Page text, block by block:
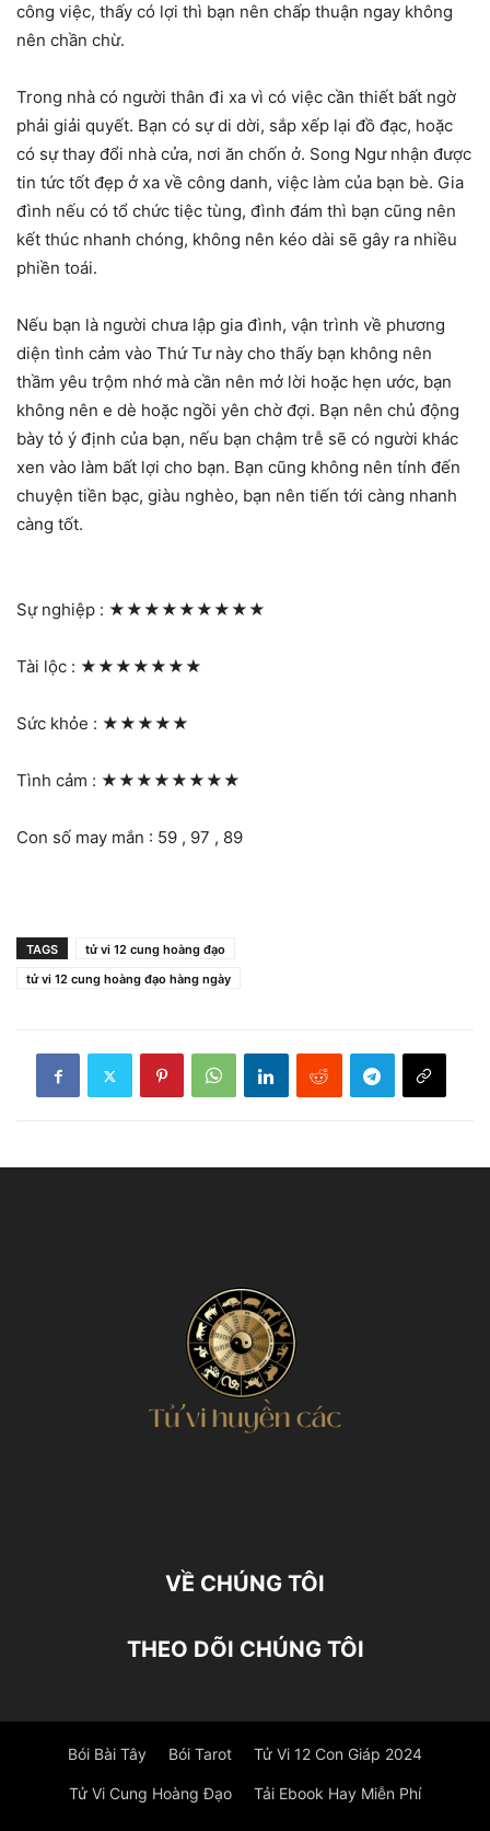
công việc, thấy có lợi thì bạn nên chấp thuận ngay không
nên chần chừ.
Trong nhà có người thân đi xa vì có việc cần thiết bất ngờ
phải giải quyết. Bạn có sự di dời, sắp xếp lại đồ đạc, hoặc
có sự thay đổi nhà cửa, nơi ăn chốn ở. Song Ngư nhận được
tin tức tốt đẹp ở xa về công danh, việc làm của bạn bè. Gia
đình nếu có tổ chức tiệc tùng, đình đám thì bạn cũng nên
kết thúc nhanh chóng, không nên kéo dài sẽ gây ra nhiều
phiền toái.
Nếu bạn là người chưa lập gia đình, vận trình về phương
diện tình cảm vào Thứ Tư này cho thấy bạn không nên
thầm yêu trộm nhớ mà cần nên mở lời hoặc hẹn ước, bạn
không nên e dè hoặc ngồi yên chờ đợi. Bạn nên chủ động
bày tỏ ý định của bạn, nếu bạn chậm trễ sẽ có người khác
xen vào làm bất lợi cho bạn. Bạn cũng không nên tính đến
chuyện tiền bạc, giàu nghèo, bạn nên tiến tới càng nhanh
càng tốt.
Sự nghiệp : ★★★★★★★★★
Tài lộc : ★★★★★★★
Sức khỏe : ★★★★★
Tình cảm : ★★★★★★★★
Con số may mắn : 59 , 97 , 89
TAGS
tử vi 12 cung hoàng đạo
tử vi 12 cung hoàng đạo hàng ngày
VỀ CHÚNG TÔI
THEO DÕI CHÚNG TÔI
Bói Bài Tây Bói Tarot Tử Vi 12 Con Giáp 2024
Tử Vi Cung Hoàng Đạo Tải Ebook Hay Miễn Phí